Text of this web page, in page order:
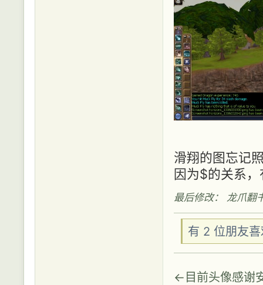
滑翔的图忘记
因为$的关系
最后修改： 龙爪
有 2 位朋友
←目前头像感谢